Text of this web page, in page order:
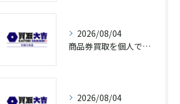
2026/08/04
商品券買取を個人で利用する際の奈良県橿原市で知っておきたい高換金ポイント
2026/08/04